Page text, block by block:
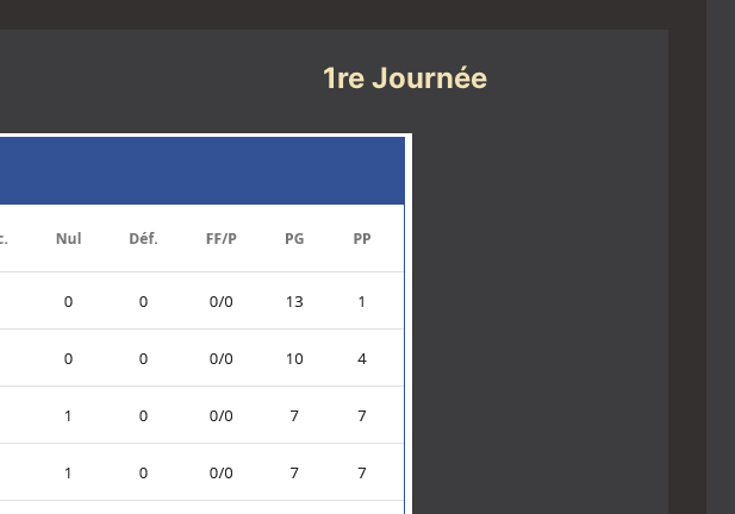
1re Journée